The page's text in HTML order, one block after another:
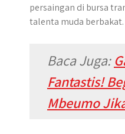
persaingan di bursa
talenta muda berbakat.
Baca Juga:
Fantastis!
Mbeumo